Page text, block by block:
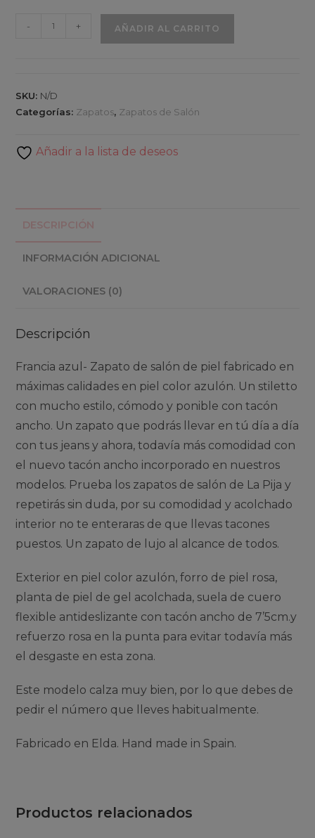
- + AÑADIR AL CARRITO
SKU: N/D
Categorías: Zapatos, Zapatos de Salón
Añadir a la lista de deseos
DESCRIPCIÓN
INFORMACIÓN ADICIONAL
VALORACIONES (0)
Descripción
Francia azul- Zapato de salón de piel fabricado en
máximas calidades en piel color azulón. Un stiletto
con mucho estilo, cómodo y ponible con tacón
ancho. Un zapato que podrás llevar en tú día a día
con tus jeans y ahora, todavía más comodidad con
el nuevo tacón ancho incorporado en nuestros
modelos. Prueba los zapatos de salón de La Pija y
repetirás sin duda, por su comodidad y acolchado
interior no te enteraras de que llevas tacones
puestos. Un zapato de lujo al alcance de todos.
Exterior en piel color azulón, forro de piel rosa,
planta de piel de gel acolchada, suela de cuero
flexible antideslizante con tacón ancho de 7’5cm.y
refuerzo rosa en la punta para evitar todavía más
el desgaste en esta zona.
Este modelo calza muy bien, por lo que debes de
pedir el número que lleves habitualmente.
Fabricado en Elda. Hand made in Spain.
Productos relacionados